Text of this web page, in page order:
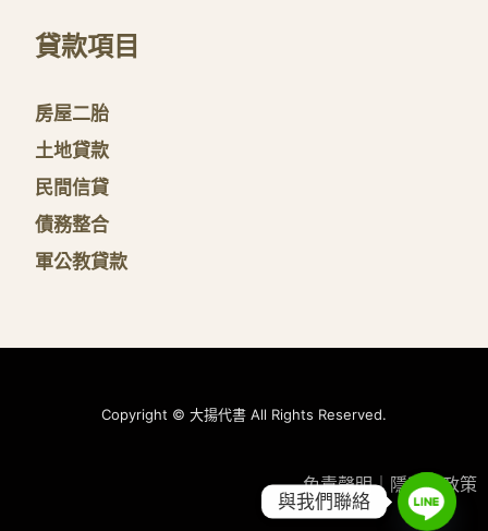
貸款項目
房屋二胎
土地貸款
民間信貸
債務整合
軍公教貸款
Copyright © 大揚代書 All Rights Reserved.
免責聲明｜ 隱私權政策
與我們聯絡